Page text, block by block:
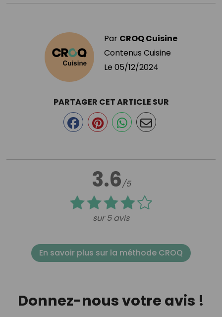
Par CROQ Cuisine
Contenus Cuisine
Le 05/12/2024
3.6/5
sur 5 avis
PARTAGER CET ARTICLE SUR
En savoir plus sur la méthode CROQ
Donnez-nous votre avis !